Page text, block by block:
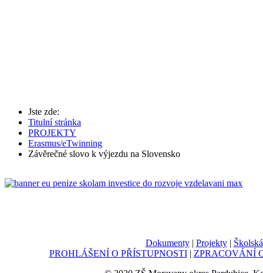
Jste zde:
Titulní stránka
PROJEKTY
Erasmus/eTwinning
Závěrečné slovo k výjezdu na Slovensko
Dokumenty| Projekty|
PROHLÁŠENÍ O PŘÍSTUPNOSTI| ZPRACOVÁNÍ